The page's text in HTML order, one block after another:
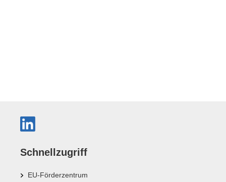
Schnellzugriff
EU-Förderzentrum